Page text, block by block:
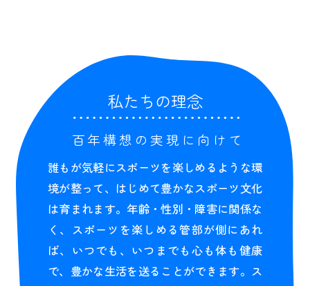
私たちの理念
百年構想の実現に向けて
誰もが気軽にスポーツを楽しめるような環
境が整って、はじめて豊かなスポーツ文化
は育まれます。年齢・性別・障害に関係な
く、スポーツを楽しめる管部が側にあれ
ば、いつでも、いつまでも心も体も健康
で、豊かな生活を送ることができます。ス